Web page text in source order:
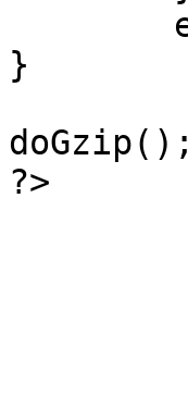
}
doGzip();
?>